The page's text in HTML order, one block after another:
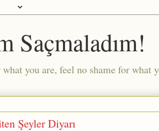
Saçmaladım!
you are, feel no shame for what
Şeyler Diyarı